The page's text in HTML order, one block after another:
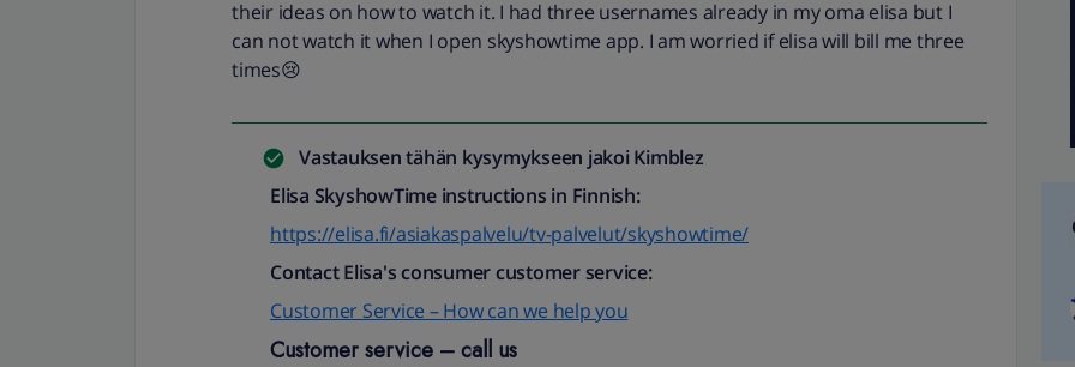
their ideas on how to watch it. I had three usernames already in my oma elisa but I
can not watch it when I open skyshowtime app. I am worried if elisa will bill me three
times😢
Vastauksen tähän kysymykseen jakoi Kimblez
Elisa SkyshowTime instructions in Finnish:
https://elisa.fi/asiakaspalvelu/tv-palvelut/skyshowtime/
Contact Elisa's consumer customer service:
Customer Service – How can we help you
Customer service – call us